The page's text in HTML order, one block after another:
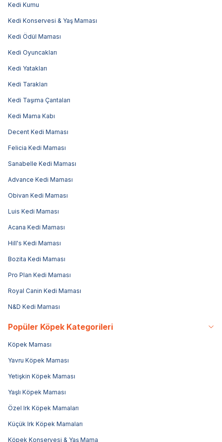
Kedi Kumu
Kedi Konservesi & Yaş Maması
Kedi Ödül Maması
Kedi Oyuncakları
Kedi Yatakları
Kedi Tarakları
Kedi Taşıma Çantaları
Kedi Mama Kabı
Decent Kedi Maması
Felicia Kedi Maması
Sanabelle Kedi Maması
Advance Kedi Maması
Obivan Kedi Maması
Luis Kedi Maması
Acana Kedi Maması
Hill's Kedi Maması
Bozita Kedi Maması
Pro Plan Kedi Maması
Royal Canin Kedi Maması
N&D Kedi Maması
Popüler Köpek Kategorileri
Köpek Maması
Yavru Köpek Maması
Yetişkin Köpek Maması
Yaşlı Köpek Maması
Özel Irk Köpek Mamaları
Küçük Irk Köpek Mamaları
Köpek Konservesi & Yaş Mama